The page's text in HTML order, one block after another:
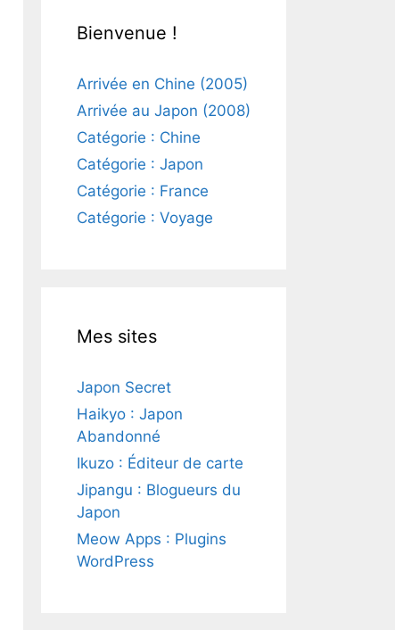
Bienvenue !
Arrivée en Chine (2005)
Arrivée au Japon (2008)
Catégorie : Chine
Catégorie : Japon
Catégorie : France
Catégorie : Voyage
Mes sites
Japon Secret
Haikyo : Japon
Abandonné
Ikuzo : Éditeur de carte
Jipangu : Blogueurs du
Japon
Meow Apps : Plugins
WordPress